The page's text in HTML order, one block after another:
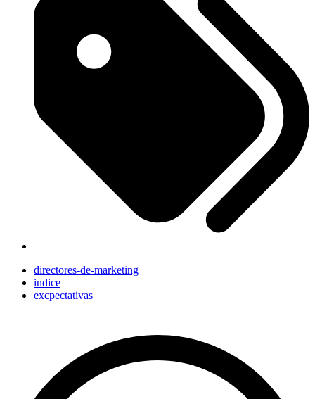
directores-de-marketing
indice
excpectativas